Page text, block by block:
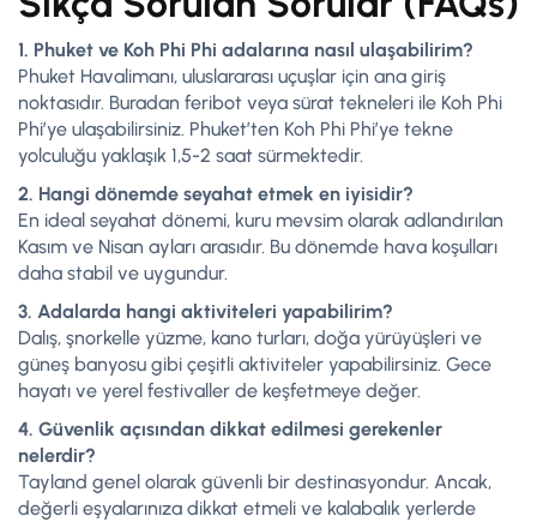
1. Phuket ve Koh Phi Phi adalarına nasıl ulaşabilirim?
Phuket Havalimanı, uluslararası uçuşlar için ana giriş
noktasıdır. Buradan feribot veya sürat tekneleri ile Koh Phi
Phi’ye ulaşabilirsiniz. Phuket’ten Koh Phi Phi’ye tekne
yolculuğu yaklaşık 1,5-2 saat sürmektedir.
2. Hangi dönemde seyahat etmek en iyisidir?
En ideal seyahat dönemi, kuru mevsim olarak adlandırılan
Kasım ve Nisan ayları arasıdır. Bu dönemde hava koşulları
daha stabil ve uygundur.
3. Adalarda hangi aktiviteleri yapabilirim?
Dalış, şnorkelle yüzme, kano turları, doğa yürüyüşleri ve
güneş banyosu gibi çeşitli aktiviteler yapabilirsiniz. Gece
hayatı ve yerel festivaller de keşfetmeye değer.
4. Güvenlik açısından dikkat edilmesi gerekenler
nelerdir?
Tayland genel olarak güvenli bir destinasyondur. Ancak,
değerli eşyalarınıza dikkat etmeli ve kalabalık yerlerde